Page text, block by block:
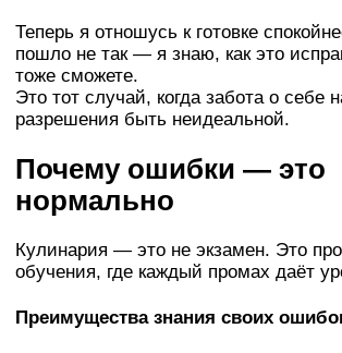
Теперь я отношусь к готовке
пошло не так — я знаю, как это
тоже сможете.
Это тот случай, когда забота о себе
разрешения быть неидеальной.
Почему ошибки — это
нормально
Кулинария — это не экзамен. Это
обучения, где каждый промах даёт
Преимущества знания своих